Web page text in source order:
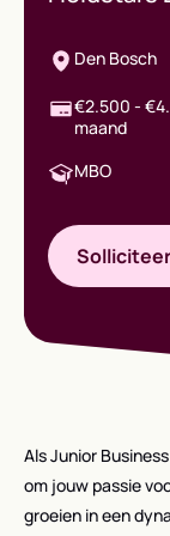
Den Bosch
€2.500 -
maand
MBO
Als Junior
om jouw passie
groeien in een